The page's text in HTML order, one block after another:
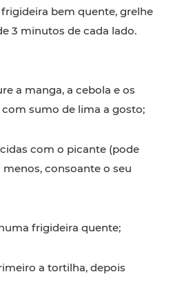
bem quente, grelhe
3 minutos de cada lado.
a manga, a cebola e os
sumo de lima a gosto;
com o picante (pode
consoante o seu
frigideira quente;
a tortilha, depois